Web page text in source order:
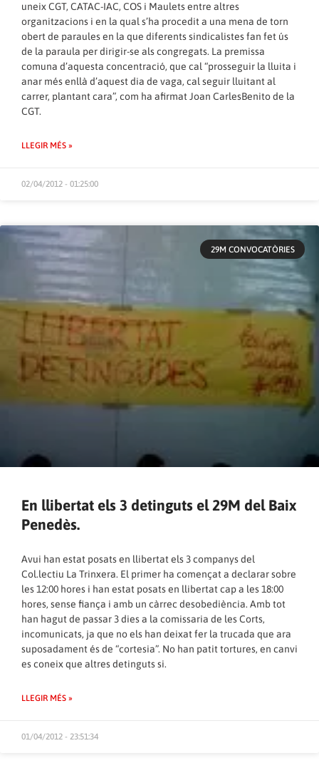
uneix CGT, CATAC-IAC, COS i Maulets entre altres
organitzacions i en la qual s’ha procedit a una mena de torn
obert de paraules en la que diferents sindicalistes fan fet ús
de la paraula per dirigir-se als congregats. La premissa
comuna d’aquesta concentració, que cal “prosseguir la lluita i
anar més enllà d’aquest dia de vaga, cal seguir lluitant al
carrer, plantant cara”, com ha afirmat Joan CarlesBenito de la
CGT.
LLEGIR MÉS »
02/04/2012 - 01:25:00
29M CONVOCATÒRIES
En llibertat els 3 detinguts el 29M del Baix
Penedès.
Avui han estat posats en llibertat els 3 companys del
Col.lectiu La Trinxera. El primer ha començat a declarar sobre
les 12:00 hores i han estat posats en llibertat cap a les 18:00
hores, sense fiança i amb un càrrec desobediència. Amb tot
han hagut de passar 3 dies a la comissaria de les Corts,
incomunicats, ja que no els han deixat fer la trucada que ara
suposadament és de “cortesia”. No han patit tortures, en canvi
es coneix que altres detinguts si.
LLEGIR MÉS »
01/04/2012 - 23:51:34